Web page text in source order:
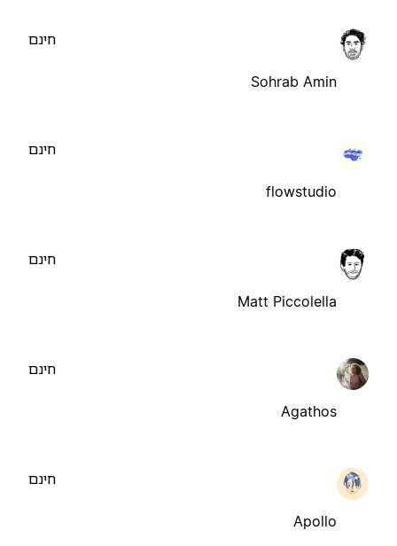
Sohrab Amin
חינם
flowstudio
חינם
Matt Piccolella
חינם
Agathos
חינם
Apollo
חינם